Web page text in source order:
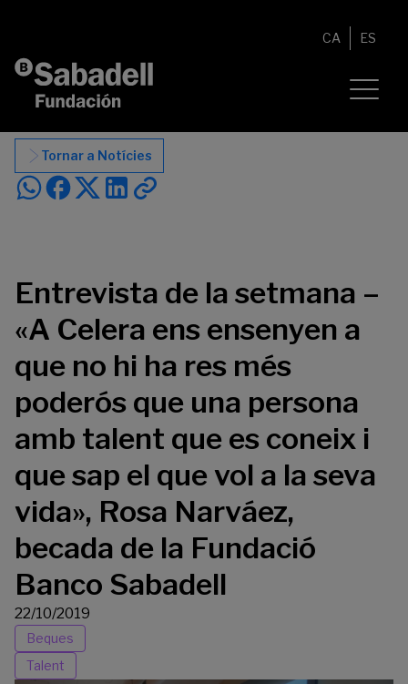
CA ES
Tornar a Notícies
Entrevista de la setmana –
«A Celera ens ensenyen a
que no hi ha res més
poderós que una persona
amb talent que es coneix i
que sap el que vol a la seva
vida», Rosa Narváez,
becada de la Fundació
Banco Sabadell
22/10/2019
Beques
Talent